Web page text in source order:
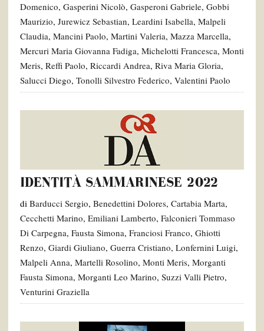
Domenico, Gasperini Nicolò, Gasperoni Gabriele, Gobbi
Maurizio, Jurewicz Sebastian, Leardini Isabella, Malpeli
Claudia, Mancini Paolo, Martini Valeria, Mazza Marcella,
Mercuri Maria Giovanna Fadiga, Michelotti Francesca, Monti
Meris, Reffi Paolo, Riccardi Andrea, Riva Maria Gloria,
Salucci Diego, Tonolli Silvestro Federico, Valentini Paolo
IDENTITÀ SAMMARINESE 2022
di Barducci Sergio, Benedettini Dolores, Cartabia Marta,
Cecchetti Marino, Emiliani Lamberto, Falconieri Tommaso
Di Carpegna, Fausta Simona, Franciosi Franco, Ghiotti
Renzo, Giardi Giuliano, Guerra Cristiano, Lonfernini Luigi,
Malpeli Anna, Martelli Rosolino, Monti Meris, Morganti
Fausta Simona, Morganti Leo Marino, Suzzi Valli Pietro,
Venturini Graziella